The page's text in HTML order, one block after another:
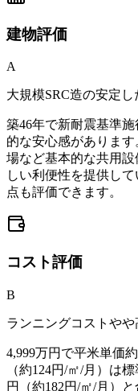
建物評価
A
大規模SRC造の安定
築46年で新耐震基準
的な安心感がありま
場など基本的な共用
しい利便性を提供し
点も評価できます。
コスト評価
B
ランニングコストや
4,999万円で平米単価
（約124円/㎡/月）は
円（約182円/㎡/月）